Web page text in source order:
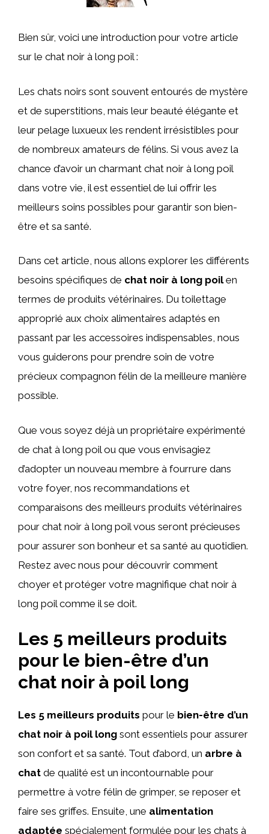
Bien sûr, voici une introduction pour votre article
sur le chat noir à long poil :
Les chats noirs sont souvent entourés de mystère
et de superstitions, mais leur beauté élégante et
leur pelage luxueux les rendent irrésistibles pour
de nombreux amateurs de félins. Si vous avez la
chance d’avoir un charmant chat noir à long poil
dans votre vie, il est essentiel de lui offrir les
meilleurs soins possibles pour garantir son bien-
être et sa santé.
Dans cet article, nous allons explorer les différents
besoins spécifiques de chat noir à long poilen
termes de produits vétérinaires. Du toilettage
approprié aux choix alimentaires adaptés en
passant par les accessoires indispensables, nous
vous guiderons pour prendre soin de votre
précieux compagnon félin de la meilleure manière
possible.
Que vous soyez déjà un propriétaire expérimenté
de chat à long poil ou que vous envisagiez
d’adopter un nouveau membre à fourrure dans
votre foyer, nos recommandations et
comparaisons des meilleurs produits vétérinaires
pour chat noir à long poil vous seront précieuses
pour assurer son bonheur et sa santé au quotidien.
Restez avec nous pour découvrir comment
choyer et protéger votre magnifique chat noir à
long poil comme il se doit.
Les 5 meilleurs produits
pour le bien-être d’un
chat noir à poil long
Les 5 meilleurs produits pour le bien-être d’un
chat noir à poil long sont essentiels pour assurer
son confort et sa santé. Tout d’abord, un arbre à
chat de qualité est un incontournable pour
permettre à votre félin de grimper, se reposer et
faire ses griffes. Ensuite, une alimentation
adaptée spécialement formulée pour les chats à